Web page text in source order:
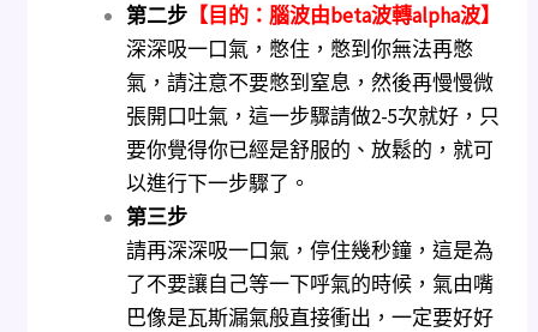
第二步【目的：腦波由beta波轉alpha波】
深深吸一口氣，憋住，憋到你無法再憋
氣，請注意不要憋到窒息，然後再慢慢微
張開口吐氣，這一步驟請做2-5次就好，只
要你覺得你已經是舒服的、放鬆的，就可
以進行下一步驟了。
第三步
請再深深吸一口氣，停住幾秒鐘，這是為
了不要讓自己等一下呼氣的時候，氣由嘴
巴像是瓦斯漏氣般直接衝出，一定要好好